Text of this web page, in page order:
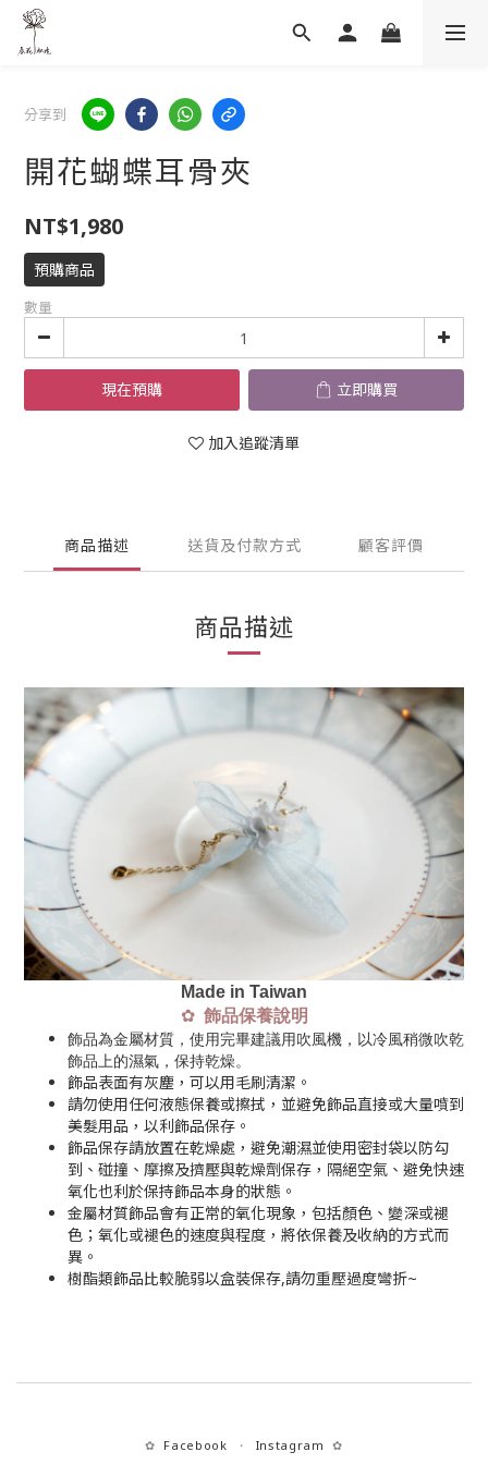
分享到
開花蝴蝶耳骨夾
NT$1,980
預購商品
數量
現在預購 立即購買
加入追蹤清單
商品描述 送貨及付款方式 顧客評價
商品描述
Made in Taiwan
✿ 飾品保養說明
飾品為金屬材質，使用完畢建議用吹風機，以冷風稍微吹乾
飾品上的濕氣，保持乾燥。
飾品表面有灰塵，可以用毛刷清潔。
請勿使用任何液態保養或擦拭，並避免飾品直接或大量噴到
美髮用品，以利飾品保存。
飾品保存請放置在乾燥處，避免潮濕並使用密封袋以防勾
到、碰撞、摩擦及擠壓與乾燥劑保存，隔絕空氣、避免快速
氧化也利於保持飾品本身的狀態。
金屬材質飾品會有正常的氧化現象，包括顏色、變深或褪
色；氧化或褪色的速度與程度，將依保養及收納的方式而
異。
樹酯類飾品比較脆弱以盒裝保存,請勿重壓過度彎折~
✿ Facebook ・ Instagram ✿